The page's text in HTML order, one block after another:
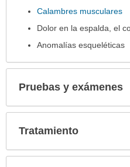
Calambres musculares
Dolor en la espalda, el
Anomalías esqueléticas
Pruebas y exámenes
Tratamiento